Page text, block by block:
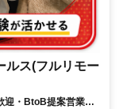
ルス(フルリモー
迎・BtoB提案営業で